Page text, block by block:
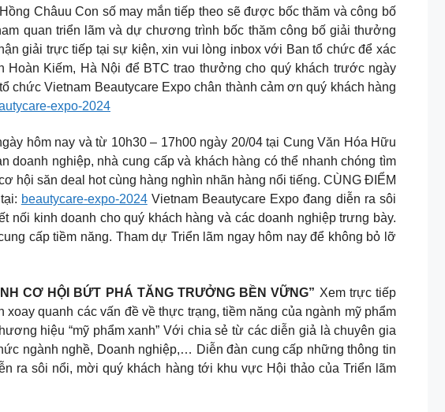
Châuu Con số may mắn tiếp theo sẽ được bốc thăm và công bố
quan triển lãm và dự chương trình bốc thăm công bố giải thưởng
giải trực tiếp tại sự kiện, xin vui lòng inbox với Ban tổ chức để xác
Hoàn Kiếm, Hà Nội để BTC trao thưởng cho quý khách trước ngày
chức Vietnam Beautycare Expo chân thành cảm ơn quý khách hàng
expo-2024
hôm nay và từ 10h30 – 17h00 ngày 20/04 tại Cung Văn Hóa Hữu
nghiệp, nhà cung cấp và khách hàng có thể nhanh chóng tìm
hội săn deal hot cùng hàng nghìn nhãn hàng nổi tiếng. CÙNG ĐIỂM
beautycare-expo-2024Vietnam Beautycare Expo đang diễn ra sôi
kinh doanh cho quý khách hàng và các doanh nghiệp trưng bày.
cấp tiềm năng. Tham dự Triển lãm ngay hôm nay để không bỏ lỡ
CƠ HỘI BỨT PHÁ TĂNG TRƯỞNG BỀN VỮNG” Xem trực tiếp
quanh các vấn đề về thực trạng, tiềm năng của ngành mỹ phẩm
hiệu “mỹ phẩm xanh” Với chia sẻ từ các diễn giả là chuyên gia
ngành nghề, Doanh nghiệp,… Diễn đàn cung cấp những thông tin
ra sôi nổi, mời quý khách hàng tới khu vực Hội thảo của Triển lãm